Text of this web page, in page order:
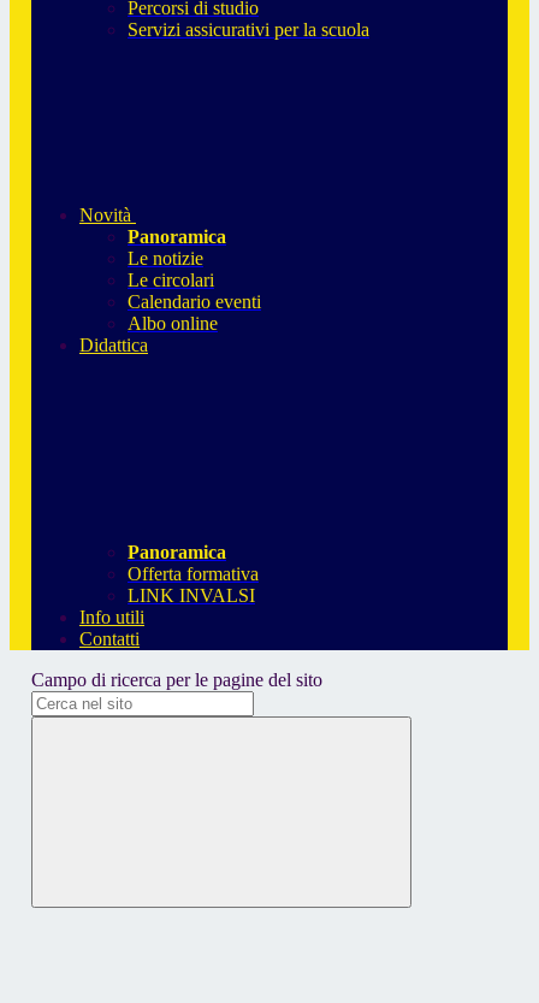
Percorsi di studio
Servizi assicurativi per la scuola
Novità
Panoramica
Le notizie
Le circolari
Calendario eventi
Albo online
Didattica
Panoramica
Offerta formativa
LINK INVALSI
Info utili
Contatti
Campo di ricerca per le pagine del sito